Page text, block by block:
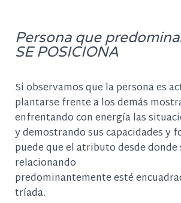
Persona que
SE POSICIONA
Si observamos que la persona es
plantarse frente a los demás
enfrentando con energía las
y demostrando sus capacidades y
puede que el atributo desde donde
relacionando
predominantemente esté
tríada.